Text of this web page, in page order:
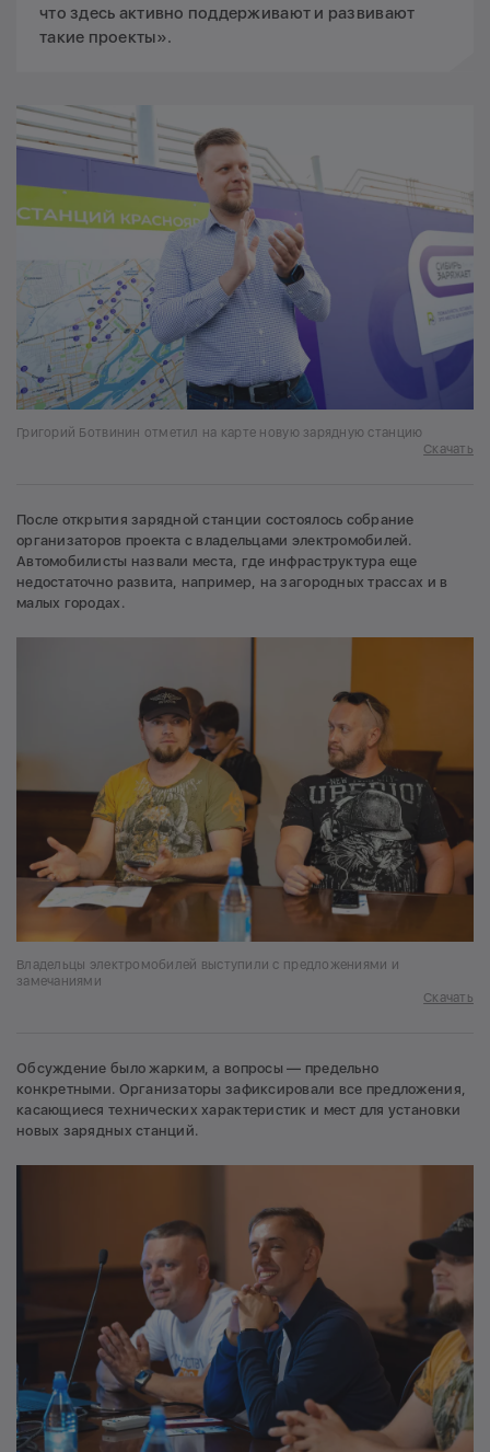
что здесь активно поддерживают и развивают
такие проекты».
Григорий Ботвинин отметил на карте новую зарядную станцию
Скачать
После открытия зарядной станции состоялось собрание
организаторов проекта с владельцами электромобилей.
Автомобилисты назвали места, где инфраструктура еще
недостаточно развита, например, на загородных трассах и в
малых городах.
Владельцы электромобилей выступили с предложениями и
замечаниями
Скачать
Обсуждение было жарким, а вопросы — предельно
конкретными. Организаторы зафиксировали все предложения,
касающиеся технических характеристик и мест для установки
новых зарядных станций.